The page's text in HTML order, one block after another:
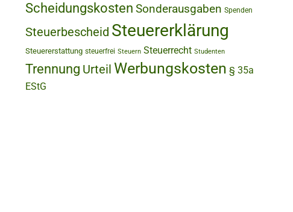
Scheidungskosten Sonderausgaben Spenden
Steuerbescheid Steuererklärung
Steuererstattung steuerfrei Steuern Steuerrecht Studenten
Trennung Urteil Werbungskosten § 35a
EStG